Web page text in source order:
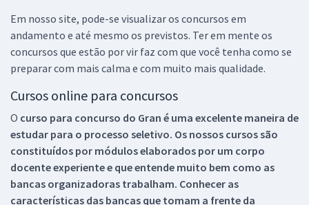
Em nosso site, pode-se visualizar os concursos em
andamento e até mesmo os previstos. Ter em mente os
concursos que estão por vir faz com que você tenha como se
preparar com mais calma e com muito mais qualidade.
Cursos online para concursos
O curso para concurso do Gran é uma excelente maneira de
estudar para o processo seletivo. Os nossos cursos são
constituídos por módulos elaborados por um corpo
docente experiente e que entende muito bem como as
bancas organizadoras trabalham. Conhecer as
características das bancas que tomam a frente da